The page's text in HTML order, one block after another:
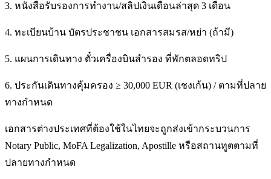
3. หนังสือรับรองการทำงาน/สลิปเงินเดือนล่าสุด 3 เดือน
4. ทะเบียนบ้าน บัตรประชาชน เอกสารสมรส/หย่า (ถ้ามี)
5. แผนการเดินทาง ตั๋วเครื่องบินสำรอง ที่พักตลอดทริป
6. ประกันเดินทางคุ้มครอง ≥ 30,000 EUR (เชงเก้น) / ตามที่ปลาย
ทางกำหนด
เอกสารต่างประเทศที่ต้องใช้ในไทยจะถูกส่งเข้ากระบวนการ
Notary Public, MoFA Legalization, Apostille หรือสถานทูตตามที่
ปลายทางกำหนด